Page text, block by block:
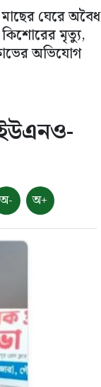
ঘেরে অবৈধ
মৃত্যু,
অভিযোগ
অ- অ+